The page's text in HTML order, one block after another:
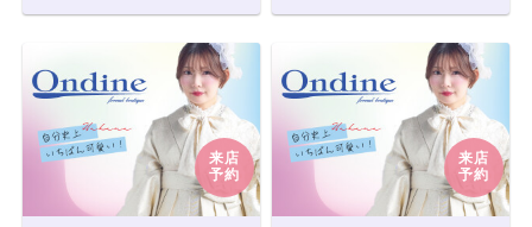
来店
予約
来店
予約